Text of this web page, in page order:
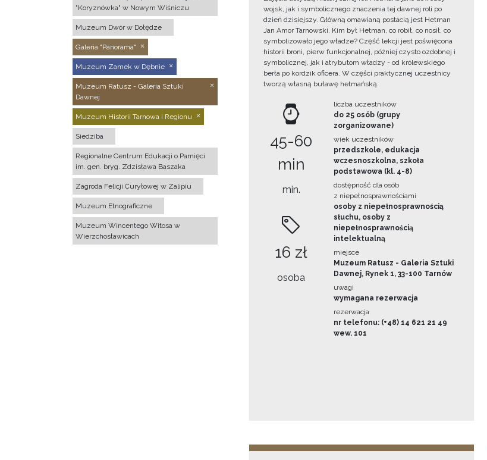
"Koryznówka" w Nowym Wiśniczu
Muzeum Dwór w Dołędze
Galeria "Panorama"
Muzeum Zamek w Dębnie
Muzeum Ratusz - Galeria Sztuki
Dawnej
Muzeum Historii Tarnowa i Regionu
Siedziba
Regionalne Centrum Edukacji o Pamięci
im. gen. bryg. Zdzisława Baszaka
Zagroda Felicji Curyłowej w Zalipiu
Muzeum Etnograficzne
Muzeum Wincentego Witosa w
Wierzchosławicach
wojsk, jak i symbolicznego znaczenia tej dawnej roli po
dzień dzisiejszy. Główną omawianą postacią jest Hetman
Jan Amor Tarnowski. Kim był Hetman, co robił, co nosił, co
symbolizowało jego władze? Część lekcji jest poświęcona
historii broni, pierw funkcjonalnej, później czysto ozdobnej i
symbolicznej, jak i atrybutom władzy - od królewskiego
berła po kordzik oficera. W części praktycznej uczestnicy
tworzą własną buławę hetmańską.
45-60
min
min.
16 zł
osoba
liczba uczestników
do 25 osób (grupy
zorganizowane)
wiek uczestników
przedszkole, edukacja
wczesnoszkolna, szkoła
podstawowa (kl. 4-8)
dostępność dla osób
z niepełnosprawnościami
osoby z niepełnosprawnością
słuchu, osoby z
niepełnosprawnością
intelektualną
miejsce
Muzeum Ratusz - Galeria Sztuki
Dawnej, Rynek 1, 33-100 Tarnów
uwagi
wymagana rezerwacja
rezerwacja
nr telefonu: (+48) 14 621 21 49
wew. 101